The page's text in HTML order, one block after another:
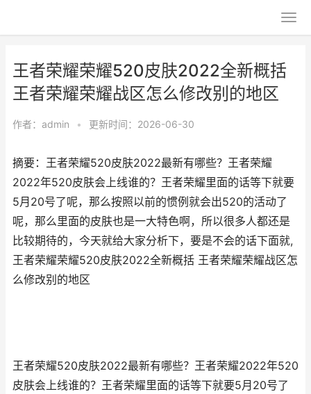
王者荣耀荣耀520皮肤2022全新概括
王者荣耀荣耀战区怎么修改别的地区
作者： admin • 更新时间：2026-06-30
摘要：王者荣耀520皮肤2022最新有哪些？王者荣耀
2022年520皮肤会上线谁的？王者荣耀里面的话等下就要
5月20号了呢，那么按照以前的惯例就会出520的活动了
呢，那么里面的皮肤也是一大特色啊，所以很多人都还是
比较期待的，今天就给大家分析下，要是不会的话下面就,
王者荣耀荣耀520皮肤2022全新概括 王者荣耀荣耀战区怎
么修改别的地区
王者荣耀520皮肤2022最新有哪些？王者荣耀2022年520
皮肤会上线谁的？王者荣耀里面的话等下就要5月20号了